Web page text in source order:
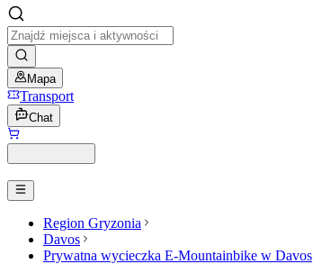
Mapa
Transport
Chat
Region Gryzonia
Davos
Prywatna wycieczka E-Mountainbike w Davos